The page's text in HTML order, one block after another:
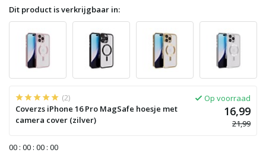
Dit product is verkrijgbaar in:
(2)
Coverzs iPhone 16 Pro MagSafe hoesje met
camera cover (zilver)
Op voorraad
16,99
21,99
00 : 00 : 00 : 00